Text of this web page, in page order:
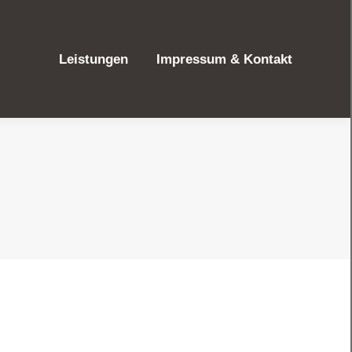
Leistungen Impressum & Kontakt